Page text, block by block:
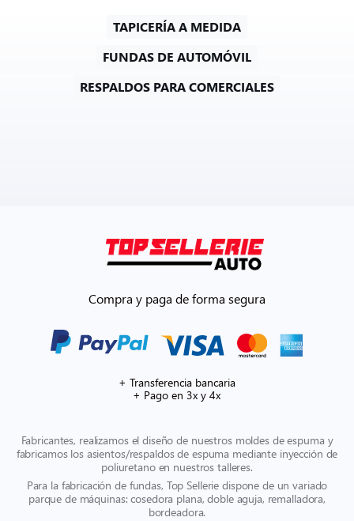
TAPICERÍA A MEDIDA
FUNDAS DE AUTOMÓVIL
RESPALDOS PARA COMERCIALES
Compra y paga de forma segura
+ Transferencia bancaria
+ Pago en 3x y 4x
Fabricantes, realizamos el diseño de nuestros moldes de espuma y
fabricamos los asientos/respaldos de espuma mediante inyección de
poliuretano en nuestros talleres.
Para la fabricación de fundas, Top Sellerie dispone de un variado
parque de máquinas: cosedora plana, doble aguja, remalladora,
bordeadora.